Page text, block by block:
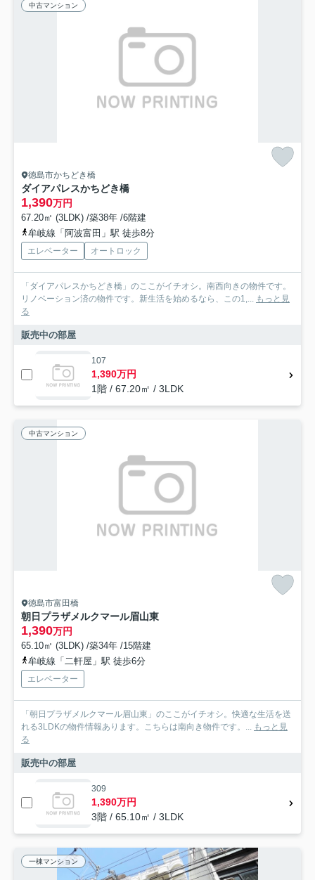
中古マンション
徳島市かちどき橋
ダイアパレスかちどき橋
1,390万円
67.20㎡ (3LDK) /築38年 /6階建
牟岐線「阿波富田」駅 徒歩8分
エレベーター オートロック
「ダイアパレスかちどき橋」のここがイチオシ。南西向きの物件です。
リノベーション済の物件です。新生活を始めるなら、この1,...
もっと見
る
販売中の部屋
107
1,390万円
1階 / 67.20㎡ / 3LDK
中古マンション
徳島市富田橋
朝日プラザメルクマール眉山東
1,390万円
65.10㎡ (3LDK) /築34年 /15階建
牟岐線「二軒屋」駅 徒歩6分
エレベーター
「朝日プラザメルクマール眉山東」のここがイチオシ。快適な生活を送
れる3LDKの物件情報あります。こちらは南向き物件です。...
もっと見
る
販売中の部屋
309
1,390万円
3階 / 65.10㎡ / 3LDK
一棟マンション